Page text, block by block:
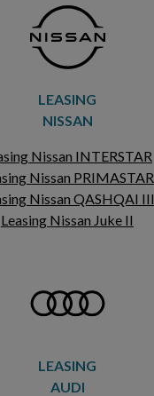
LEASING
NISSAN
Nissan INTERSTAR
Nissan PRIMASTAR
Nissan QASHQAI III
Leasing Nissan Juke II
LEASING
AUDI